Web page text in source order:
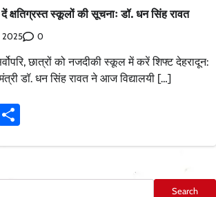
स्कूलों की सूचनाः डॉ. धन सिंह रावत
2025 0
छात्रों को नजदीकी स्कूल में करें शिफ्ट देहरादून:
मंत्री डॉ. धन सिंह रावत ने आज विद्यालयी […]
Search